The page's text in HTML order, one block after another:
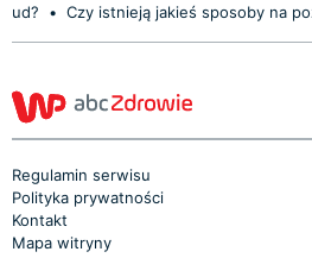
ud?
• Czy istnieją jakieś sposoby na
Regulamin serwisu
Polityka prywatności
Kontakt
Mapa witryny